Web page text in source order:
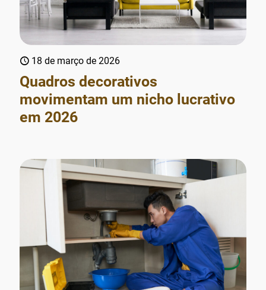
18 de março de 2026
Quadros decorativos
movimentam um nicho lucrativo
em 2026